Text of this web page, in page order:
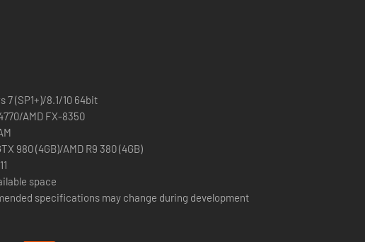
7 (SP1+)/8.1/10 64bit
AMD FX-8350
980 (4GB)/AMD R9 380 (4GB)
space
specifications may change during development